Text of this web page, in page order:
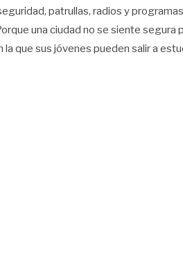
patrullas, radios y
una ciudad no se siente segura
la que sus jóvenes pueden salir a